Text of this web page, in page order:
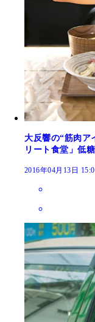
大反響の“筋肉ア
リート食堂」低
2016年04月13日